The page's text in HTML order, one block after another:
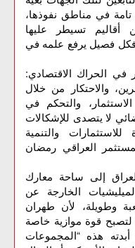
تامة في مناطق نفوذها،
أقاليم تسيطر عليها
فكل فصيل يرفع علمه في
في الحراك الاقتصادي:
والاحتكار من خلال
والتحكم في
لا يتصدى للإشكالات
والتنمية
العراقي رمضان
إلى ساحة معارك
الخارجة عن
وطويلة، لأن طهران
قوة موازية خاصة
أبدته هذه “المجموعات